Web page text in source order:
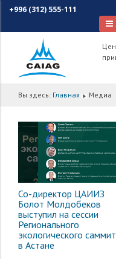
+996 (312) 555-111
Вы здесь: Главная Медиа
Со-директор ЦАИИЗ
Болот Молдобеков
выступил на сессии
Регионального
экологического
в Астане